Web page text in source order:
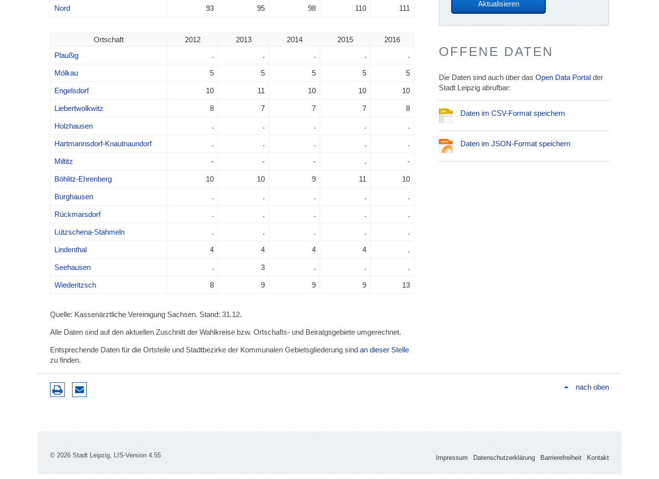
Nord 93 95 98 110 111
Ortschaft 2012 2013 2014 2015
2016
Plaußig
. . . . .
Mölkau 5 5 5 5 5
Engelsdorf 10 11 10 10 10
Liebertwolkwitz 8 7 7 7 8
Holzhausen . . . . .
Hartmannsdorf-Knautnaundorf . . . . .
Miltitz - - - . -
Böhlitz-Ehrenberg 10 10 9 11 10
Burghausen . . . . .
Rückmarsdorf . . . . .
Lützschena-Stahmeln . . . . .
Lindenthal 4 4 4 4 .
Seehausen . 3 . . .
Wiederitzsch 8 9 9 9 13
Quelle: Kassenärztliche Vereinigung Sachsen. Stand: 31.12.
Alle Daten sind auf den aktuellen Zuschnitt der Wahlkreise bzw. Ortschafts- und Beiratgsgebiete umgerechnet.
Entsprechende Daten für die Ortsteile und Stadtbezirke der Kommunalen Gebietsgliederung sind an dieser Stelle
zu finden.
OFFENE DATEN
Die Daten sind auch über dasOpen Data Portal der
Stadt Leipzig abrufbar:
Daten im CSV-Format speichern
Daten im JSON-Format speichern
nach oben
© 2026 Stadt Leipzig, LIS-Version 4.55 Impressum Datenschutzerklärung Barrierefreiheit Kontakt